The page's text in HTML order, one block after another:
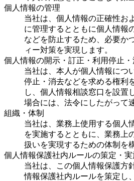
個人情報の管理
当社は、個人情報の正確性お
に管理するとともに個人情報
などを防止するため、必要か
ィー対策を実現します。
個人情報の開示・訂正・利用停止
当社は、本人が個人情報につ
停止・消去などを求める権利
し、個人情報相談窓口を設置
場合には、法令にしたがって
組織・体制
当社は、業務上使用する個人
を実施するとともに、業務上
扱いを実現するための体制を
個人情報保護社内ルールの策定・実
当社は、この個人情報保護方
情報保護社内ルールを策定し